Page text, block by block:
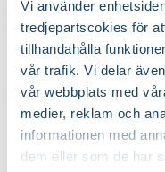
Vi använder
tredjepartscokies för
tillhandahålla
vår trafik. Vi delar
vår webbplats med
medier, reklam och
informationen med
dem eller som de har
Online
Till Produkten
2 för 120:-